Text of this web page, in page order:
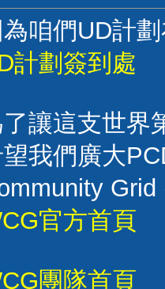
為咱們UD計
計劃簽到處
讓這支世界
我們廣大
官方首頁
團隊首頁